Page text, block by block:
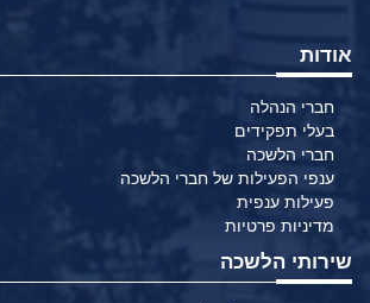
אודות
חברי הנהלה
בעלי תפקידים
חברי הלשכה
ענפי הפעילות של חברי הלשכה
פעילות ענפית
מדיניות פרטיות
שירותי הלשכה